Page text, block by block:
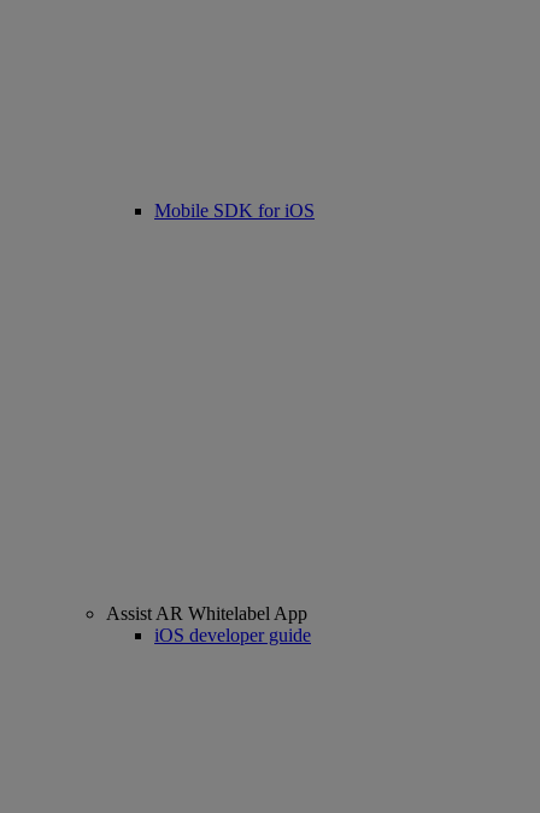
Mobile SDK for iOS
Assist AR Whitelabel App
iOS developer guide